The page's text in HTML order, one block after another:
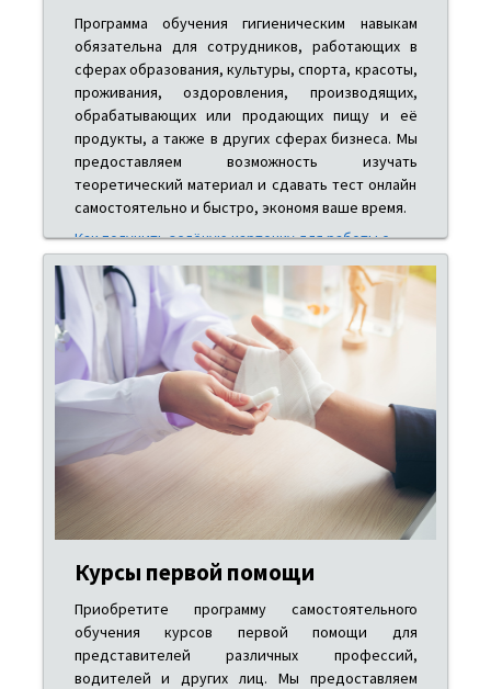
Программа обучения гигиеническим навыкам
обязательна для сотрудников, работающих в
сферах образования, культуры, спорта, красоты,
проживания, оздоровления, производящих,
обрабатывающих или продающих пищу и её
продукты, а также в других сферах бизнеса. Мы
предоставляем возможность изучать
теоретический материал и сдавать тест онлайн
самостоятельно и быстро, экономя ваше время.
Как получить зелёную карточку для работы с
пищей
Курсы первой помощи
Приобретите программу самостоятельного
обучения курсов первой помощи для
представителей различных профессий,
водителей и других лиц. Мы предоставляем